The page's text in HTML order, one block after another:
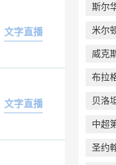
文字直播
文字直播
斯尔
米尔
威克
布拉
贝洛
中超
圣约